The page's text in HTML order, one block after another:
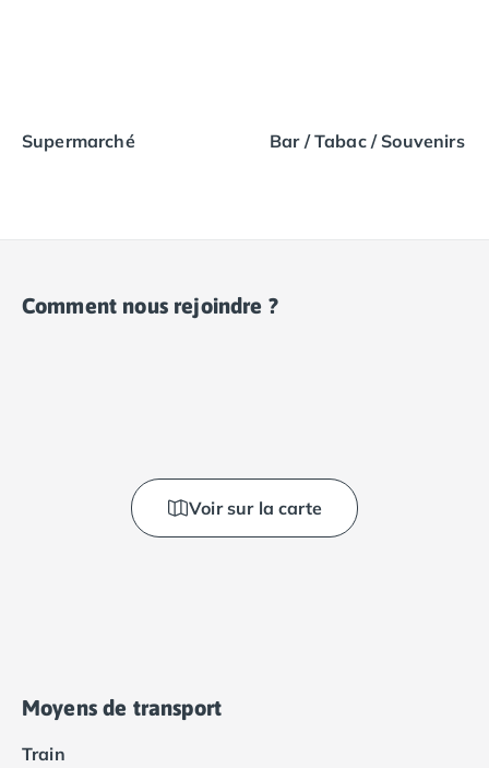
Supermarché Bar / Tabac / Souvenirs
Comment nous rejoindre ?
Voir sur la carte
Moyens de transport
Train